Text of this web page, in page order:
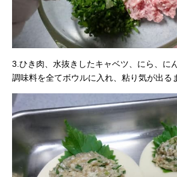
3.ひき肉、水抜きしたキャベツ、にら、に
調味料を全てボウルに入れ、粘り気が出る